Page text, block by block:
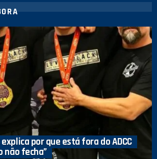
por que está fora do ADCC
não fecha”